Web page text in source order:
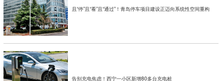
且“停”且“看”且“通过”！青岛停车项目建设正迈向系统性空间重构
告别充电焦虑！西宁一小区新增80多台充电桩